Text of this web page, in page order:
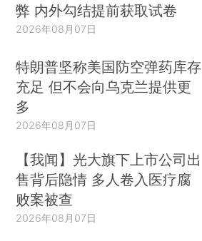
弊 内外勾结提前获取试卷
2026年08月07日
特朗普坚称美国防空弹药库存
充足 但不会向乌克兰提供更
多
2026年08月07日
【我闻】光大旗下上市公司出
售背后隐情 多人卷入医疗腐
败案被查
2026年08月07日